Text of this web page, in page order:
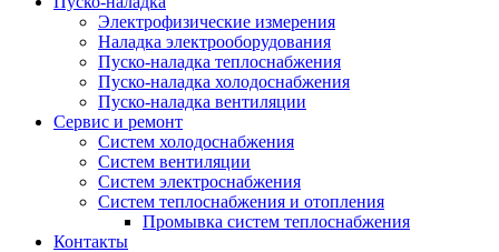
Электрофизические измерения
Наладка электрооборудования
Пуско-наладка теплоснабжения
Пуско-наладка холодоснабжения
Пуско-наладка вентиляции
Сервис и ремонт
Систем холодоснабжения
Систем вентиляции
Систем электроснабжения
Систем теплоснабжения и отопления
Промывка систем теплоснабжения
Контакты